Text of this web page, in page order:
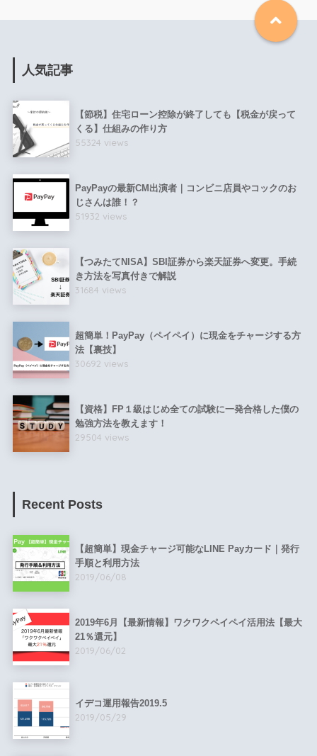
人気記事
【節税】住宅ローン控除が終了しても【税金が戻って
くる】仕組みの作り方
55324 views
PayPayの最新CM出演者｜コンビニ店員やコックのお
じさんは誰！？
51932 views
【つみたてNISA】SBI証券から楽天証券へ変更。手続
き方法を写真付きで解説
31684 views
超簡単！PayPay（ペイペイ）に現金をチャージする方
法【裏技】
30692 views
【資格】FP１級はじめ全ての試験に一発合格した僕の
勉強方法を教えます！
29504 views
Recent Posts
【超簡単】現金チャージ可能なLINE Payカード｜発行
手順と利用方法
2019/06/08
2019年6月【最新情報】ワクワクペイペイ活用法【最大
21％還元】
2019/06/02
イデコ運用報告2019.5
2019/05/29